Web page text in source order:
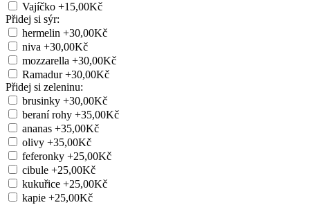
Vajíčko +15,00Kč
Přidej si sýr:
hermelin +30,00Kč
niva +30,00Kč
mozzarella +30,00Kč
Ramadur +30,00Kč
Přidej si zeleninu:
brusinky +30,00Kč
beraní rohy +35,00Kč
ananas +35,00Kč
olivy +35,00Kč
feferonky +25,00Kč
cibule +25,00Kč
kukuřice +25,00Kč
kapie +25,00Kč